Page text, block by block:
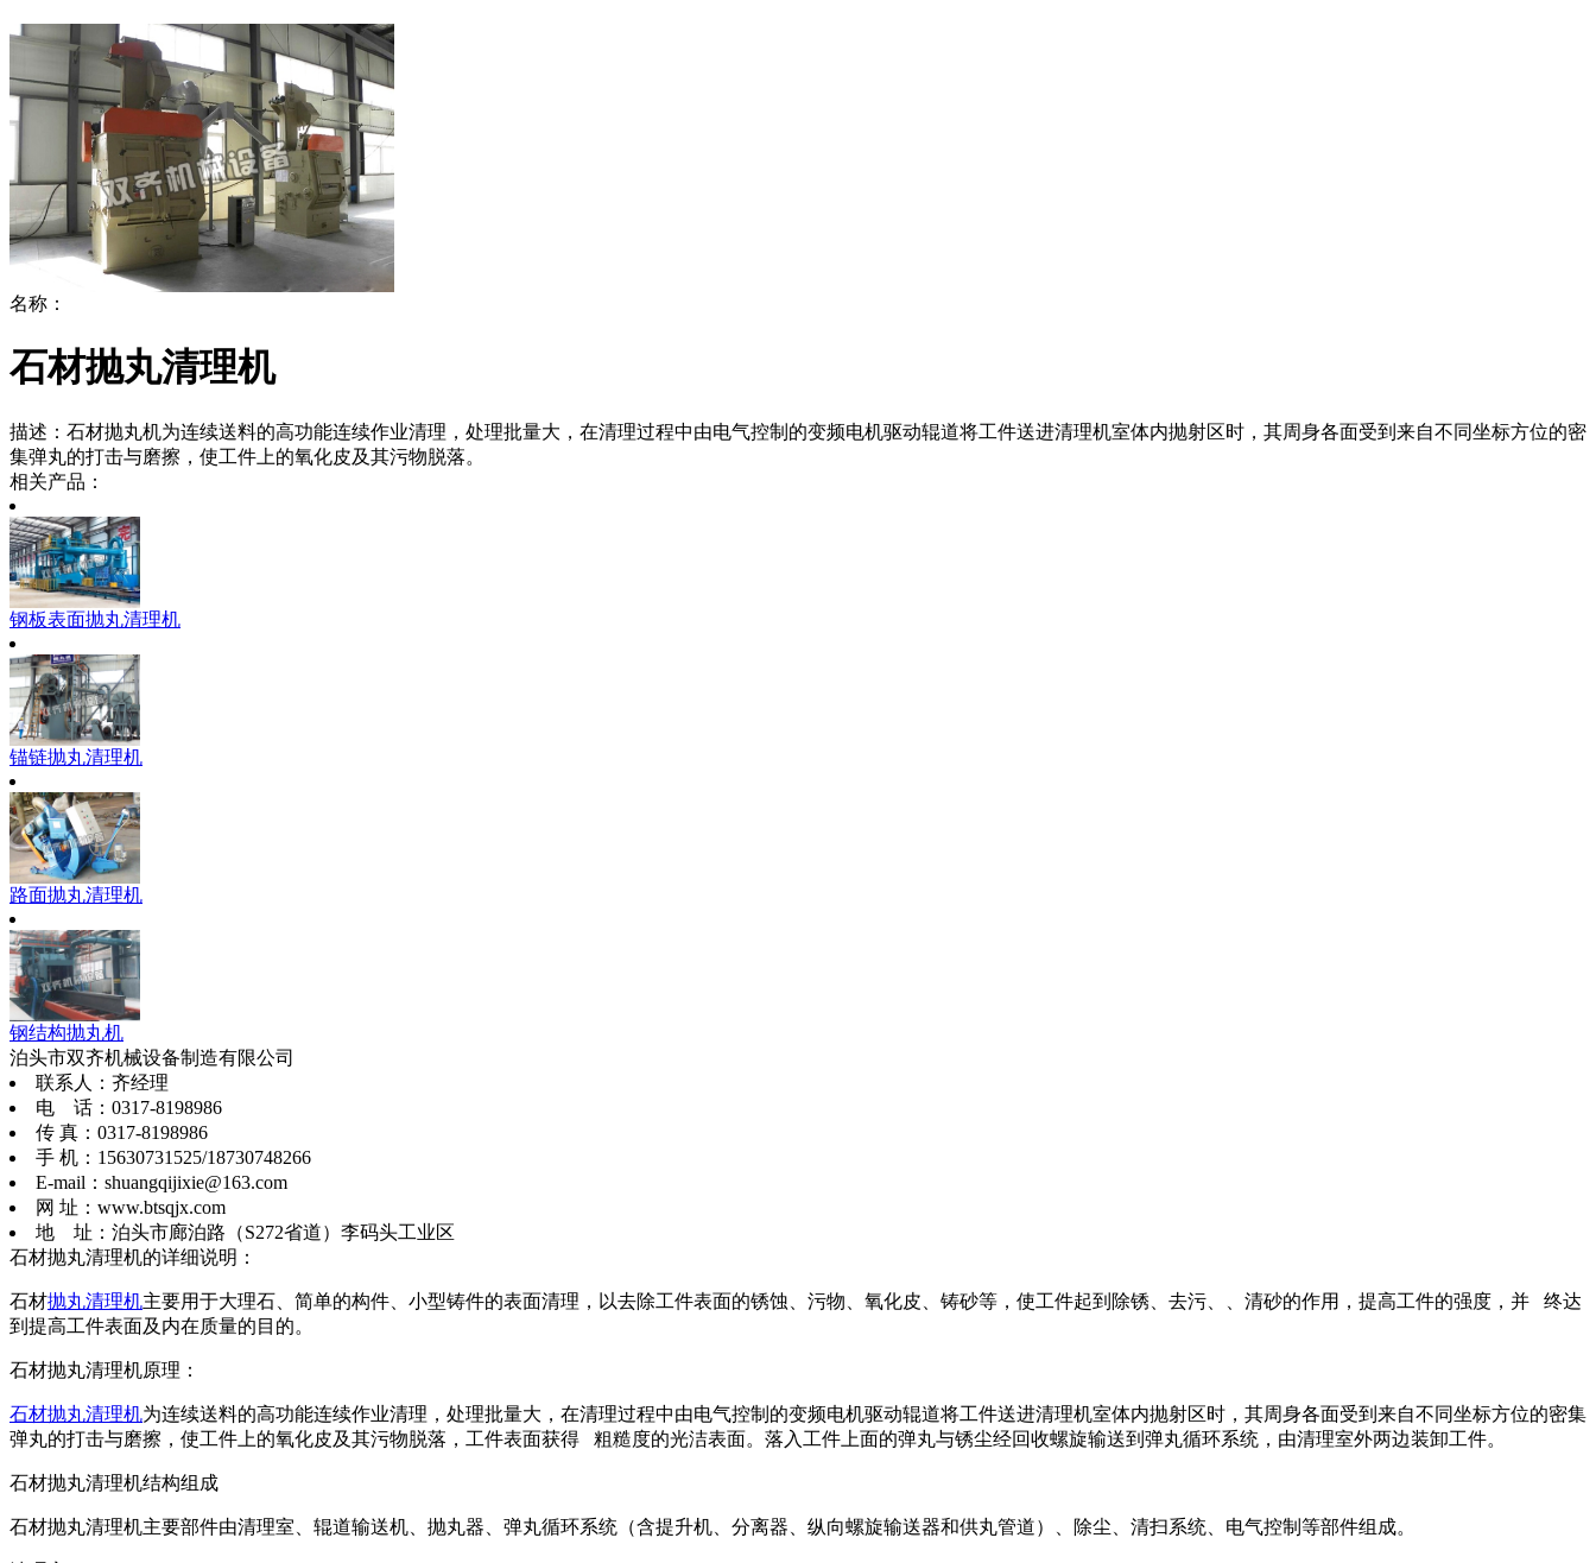
名称：
石材抛丸清理机
描述： 石材抛丸机为连续送料的高功能连续作业清理，处理批量大，在清理过程中由电气控制的变频电机驱动辊道将工件送进清理机室体内抛射区时，其周身各面受到来自不同坐标方位的密
集弹丸的打击与磨擦，使工件上的氧化皮及其污物脱落。
相关产品：
钢板表面抛丸清理机
锚链抛丸清理机
路面抛丸清理机
钢结构抛丸机
泊头市双齐机械设备制造有限公司
联系人：齐经理
电 话：0317-8198986
传 真：0317-8198986
手 机：15630731525/18730748266
E-mail：shuangqijixie@163.com
网 址：www.btsqjx.com
地 址：泊头市廊泊路（S272省道）李码头工业区
石材抛丸清理机的详细说明：
石材抛丸清理机主要用于大理石、简单的构件、小型铸件的表面清理，以去除工件表面的锈蚀、污物、氧化皮、铸砂等，使工件起到除锈、去污、、清砂的作用，提高工件的强度，并 终达
到提高工件表面及内在质量的目的。
石材抛丸清理机原理：
石材抛丸清理机为连续送料的高功能连续作业清理，处理批量大，在清理过程中由电气控制的变频电机驱动辊道将工件送进清理机室体内抛射区时，其周身各面受到来自不同坐标方位的密集
弹丸的打击与磨擦，使工件上的氧化皮及其污物脱落，工件表面获得 粗糙度的光洁表面。落入工件上面的弹丸与锈尘经回收螺旋输送到弹丸循环系统，由清理室外两边装卸工件。
石材抛丸清理机结构组成
石材抛丸清理机主要部件由清理室、辊道输送机、抛丸器、弹丸循环系统（含提升机、分离器、纵向螺旋输送器和供丸管道）、除尘、清扫系统、电气控制等部件组成。